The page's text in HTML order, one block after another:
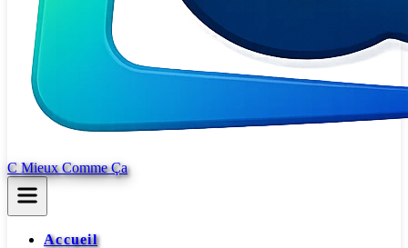
C Mieux Comme Ça
Accueil